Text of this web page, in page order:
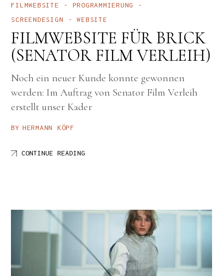
FILMWEBSITE
PROGRAMMIERUNG
SCREENDESIGN
WEBSITE
FILMWEBSITE FÜR BRICK
(SENATOR FILM VERLEIH)
Noch ein neuer Kunde konnte gewonnen
werden: Im Auftrag von Senator Film Verleih
erstellt unser Kader
CONTINUE READING
BY HERMANN KÖPF